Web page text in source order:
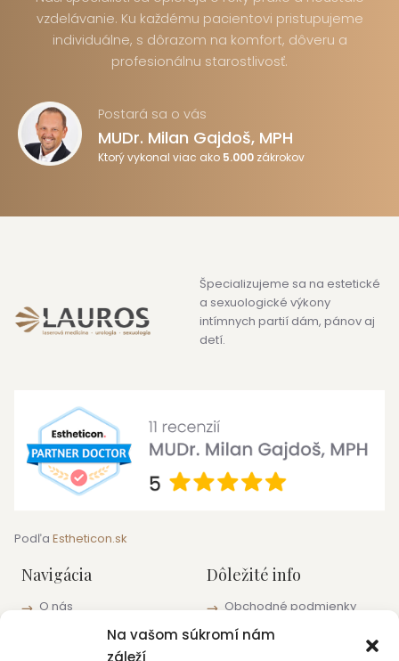
Na vašom súkromí nám
záleží
vzdelávanie. Ku každému pacientovi pristupujeme
individuálne, s dôrazom na komfort, dôveru a
profesionálnu starostlivosť.
Postará sa o vás
MUDr. Milan Gajdoš, MPH
Ktorý vykonal viac ako 5.000zákrokov
Špecializujeme sa na estetické
a sexuologické výkony
intímnych partií dám, pánov aj
detí.
Podľa Estheticon.sk
Navigácia
O nás
Pracoviská a kontakty
Dôležité info
Obchodné podmienky
Informácie o ochrane
osobných údajov